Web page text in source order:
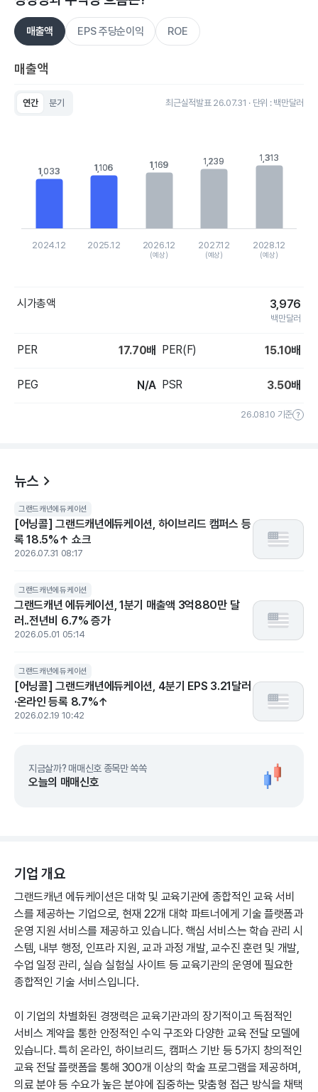
매출액 EPS 주당순이익 ROE
매출액
연간 분기 최근실적발표 26.07.31 · 단위 : 백만달러
The chart has 1 X axis displaying categories.
The chart has 1 Y axis displaying values. Data ranges from
1,033
1,033 1,106
1,106 1,169
1,169 1,239
1,239 1,313
1,313
2024.12 2025.12 2026.12
(예상)
2027.12
(예상)
2028.12
(예상)
시가총액 3,976
백만달러
PER 17.70배 PER(F) 15.10배
PEG N/A PSR 3.50배
26.08.10 기준
뉴스
그랜드캐년에듀케이션
[어닝콜] 그랜드캐년에듀케이션, 하이브리드 캠퍼스 등
록 18.5%↑ 쇼크
2026.07.31 08:17
그랜드캐년에듀케이션
그랜드캐년 에듀케이션, 1분기 매출액 3억880만 달
러..전년비 6.7% 증가
2026.05.01 05:14
그랜드캐년에듀케이션
[어닝콜] 그랜드캐년에듀케이션, 4분기 EPS 3.21달러
·온라인 등록 8.7%↑
2026.02.19 10:42
지금살까? 매매신호 종목만 쏙쏙
오늘의 매매신호
기업 개요
그랜드캐년 에듀케이션은 대학 및 교육기관에 종합적인 교육 서비
스를 제공하는 기업으로, 현재 22개 대학 파트너에게 기술 플랫폼과
운영 지원 서비스를 제공하고 있습니다. 핵심 서비스는 학습 관리 시
스템, 내부 행정, 인프라 지원, 교과 과정 개발, 교수진 훈련 및 개발,
수업 일정 관리, 실습 실험실 사이트 등 교육기관의 운영에 필요한
종합적인 기술 서비스입니다.
이 기업의 차별화된 경쟁력은 교육기관과의 장기적이고 독점적인
서비스 계약을 통한 안정적인 수익 구조와 다양한 교육 전달 모델에
있습니다. 특히 온라인, 하이브리드, 캠퍼스 기반 등 5가지 창의적인
교육 전달 플랫폼을 통해 300개 이상의 학술 프로그램을 제공하며,
의료 분야 등 수요가 높은 분야에 집중하는 맞춤형 접근 방식을 채택